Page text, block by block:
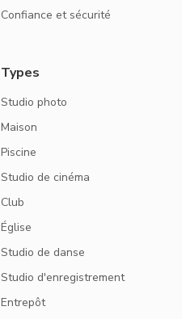
Confiance et sécurité
Types
Studio photo
Maison
Piscine
Studio de cinéma
Club
Église
Studio de danse
Studio d'enregistrement
Entrepôt